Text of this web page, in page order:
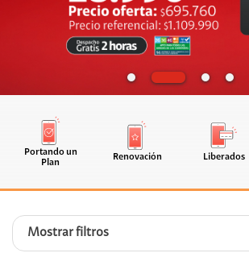
Portando un
Plan
Renovación Liberados
Mostrar filtros